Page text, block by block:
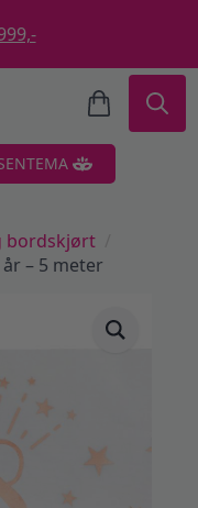
bordskjørt
– 5 meter